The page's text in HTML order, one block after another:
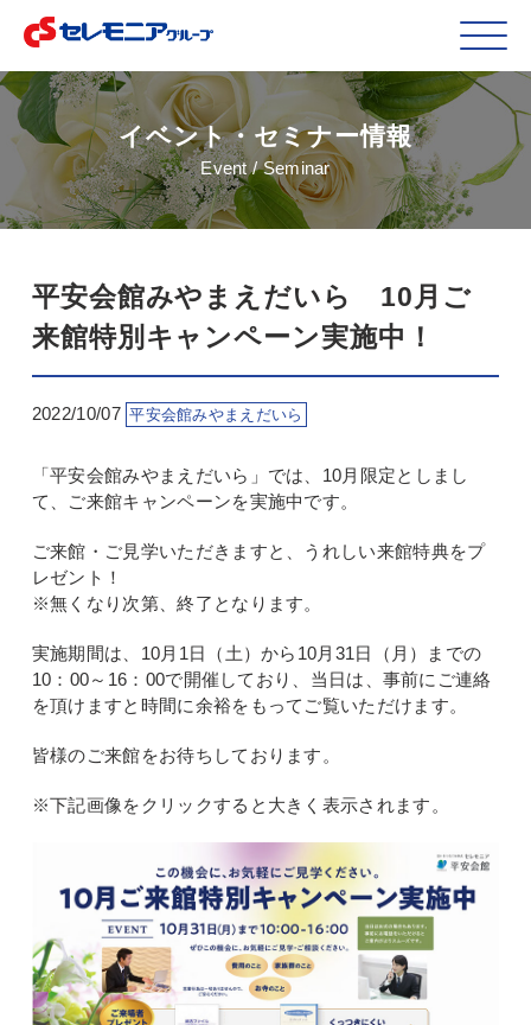
イベント・セミナー情報
Event / Seminar
平安会館みやまえだいら 10月ご
来館特別キャンペーン実施中！
2022/10/07 平安会館みやまえだいら
「平安会館みやまえだいら」では、10月限定としまし
て、ご来館キャンペーンを実施中です。
ご来館・ご見学いただきますと、うれしい来館特典をプ
レゼント！
※無くなり次第、終了となります。
実施期間は、10月1日（土）から10月31日（月）までの
10：00～16：00で開催しており、当日は、事前にご連絡
を頂けますと時間に余裕をもってご覧いただけます。
皆様のご来館をお待ちしております。
※下記画像をクリックすると大きく表示されます。